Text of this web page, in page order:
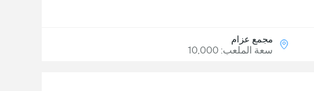
مجمع عزام
سعة الملعب: 10,000